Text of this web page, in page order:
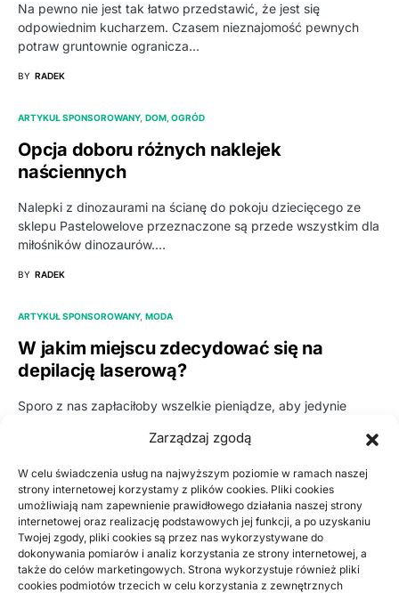
Zarządzaj zgodą
W celu świadczenia usług na najwyższym poziomie w ramach naszej
strony internetowej korzystamy z plików cookies. Pliki cookies
umożliwiają nam zapewnienie prawidłowego działania naszej strony
internetowej oraz realizację podstawowych jej funkcji, a po uzyskaniu
Twojej zgody, pliki cookies są przez nas wykorzystywane do
dokonywania pomiarów i analiz korzystania ze strony internetowej, a
także do celów marketingowych. Strona wykorzystuje również pliki
cookies podmiotów trzecich w celu korzystania z zewnętrznych
Na pewno nie jest tak łatwo przedstawić, że jest się
odpowiednim kucharzem. Czasem nieznajomość pewnych
potraw gruntownie ogranicza…
BY RADEK
ARTYKUŁ SPONSOROWANY DOM, OGRÓD
Opcja doboru różnych naklejek
naściennych
Nalepki z dinozaurami na ścianę do pokoju dziecięcego ze
sklepu Pastelowelove przeznaczone są przede wszystkim dla
miłośników dinozaurów.…
BY RADEK
ARTYKUŁ SPONSOROWANY MODA
W jakim miejscu zdecydować się na
depilację laserową?
Sporo z nas zapłaciłoby wszelkie pieniądze, aby jedynie
BY RADEK
ARTYKUŁ SPONSOROWANY ZDROWIE, MEDYCYNA
Naprawa i prostowanie felg
samochodowych – czy lepiej nabyć nowe?